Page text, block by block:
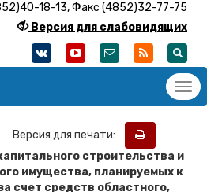
18-13, Факс (4852)32-77-75
Версия для слабовидящих
Версия для печати:
строительства и
имущества, планируемых к
счет средств областного,